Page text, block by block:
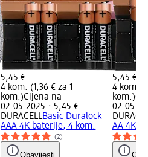
5,45 €
4 kom. (1,36 € za 1
kom.)Cijena na
02.05.2025.: 5,45 €
DURACELLBasic Duralock
AAA 4K baterije, 4 kom.
(2)
Obavijesti
5,45 €
4 kom.
kom.)
AA 4K